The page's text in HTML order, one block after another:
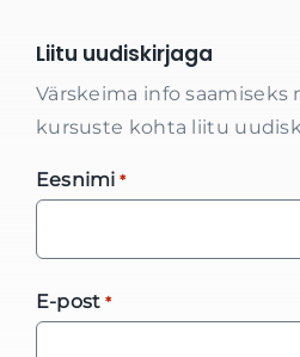
Liitu uudiskirjaga
Värskeima info
kursuste kohta liitu
Eesnimi *
E-post *